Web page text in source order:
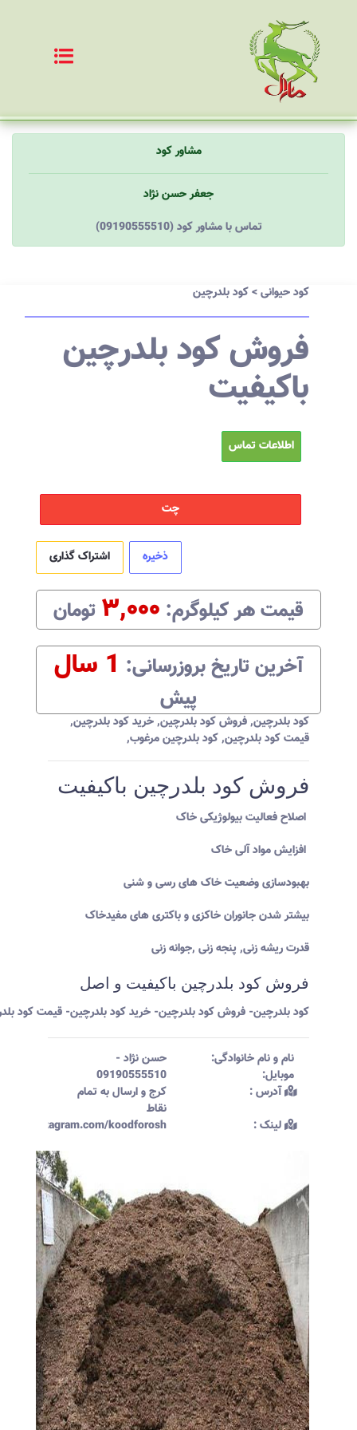
مشاور کود
جعفر حسن نژاد
(09190555510) تماس با مشاور کود
کود حیوانی>کود بلدرچین
فروش کود بلدرچین
باکیفیت
اطلاعات تماس
چت
ذخیره اشتراک گذاری
قیمت هرکیلوگرم:‌ ۳,۰۰۰ تومان
آخرین تاریخ بروزرسانی:‌ 1 سال
پیش
کود بلدرچین,فروش کود بلدرچین,خرید کود بلدرچین,
قیمت کود بلدرچین,کود بلدرچین مرغوب,
فروش کود بلدرچین باکیفیت
اصلاح فعالیت بیولوژیکی خاک
افزایش مواد آلی خاک
بهبودسازی وضعیت خاک های رسی و شنی
بیشتر شدن جانوران خاکزی و باکتری های مفیدخاک
قدرت ریشه زنی, پنجه زنی ,جوانه زنی
فروش کود بلدرچین باکیفیت و اصل
کود بلدرچین- فروش کود بلدرچین- خرید کود بلدرچین- قیمت کود
نام و نام خانوادگی:‌ حسن نژاد -
موبایل:‌
09190555510
آدرس :‌
کرج و ارسال به تمام
نقاط
لینک :‌
instagram.com/koodforosh